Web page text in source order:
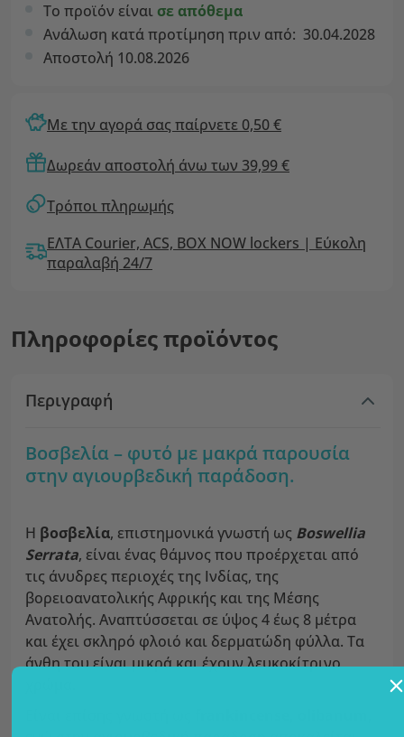
Το προϊόν είναι σε απόθεμα
Ανάλωση κατά προτίμηση πριν από: 30.04.2028
Αποστολή 10.08.2026
Με την αγορά σας παίρνετε 0,50 €
Δωρεάν αποστολή άνω των 39,99 €
Τρόποι πληρωμής
ΕΛΤΑ Courier, ACS, BOX NOW lockers | Εύκολη
παραλαβή 24/7
Πληροφορίες προϊόντος
Περιγραφή
Βοσβελία – φυτό με μακρά παρουσία
στην αγιουρβεδική παράδοση.
Η βοσβελία, επιστημονικά γνωστή ως Boswellia
Serrata, είναι ένας θάμνος που προέρχεται από
τις άνυδρες περιοχές της Ινδίας, της
βορειοανατολικής Αφρικής και της Μέσης
Ανατολής. Αναπτύσσεται σε ύψος 4 έως 8 μέτρα
και έχει σκληρό φλοιό και δερματώδη φύλλα. Τα
άνθη του είναι μικρά και έχουν λευκοκίτρινο